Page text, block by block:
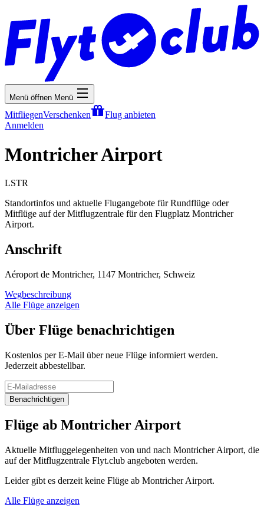
Menü öffnen Menü
MitfliegenVerschenken
Flug anbieten
Anmelden
Montricher Airport
LSTR
Standortinfos und aktuelle Flugangebote für Rundflüge oder
Mitflüge auf der Mitflugzentrale für den Flugplatz Montricher
Airport.
Anschrift
Aéroport de Montricher, 1147 Montricher, Schweiz
Wegbeschreibung
Alle Flüge anzeigen
Über Flüge benachrichtigen
Kostenlos per E-Mail über neue Flüge informiert werden.
Jederzeit abbestellbar.
Benachrichtigen
Flüge ab Montricher Airport
Aktuelle Mitfluggelegenheiten von und nach Montricher Airport, die
auf der Mitflugzentrale Flyt.club angeboten werden.
Leider gibt es derzeit keine Flüge ab Montricher Airport.
Alle Flüge anzeigen